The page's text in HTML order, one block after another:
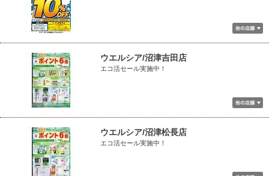
ウエルシア/沼津吉田店
エコ活セール実施中！
ウエルシア/沼津松長店
エコ活セール実施中！